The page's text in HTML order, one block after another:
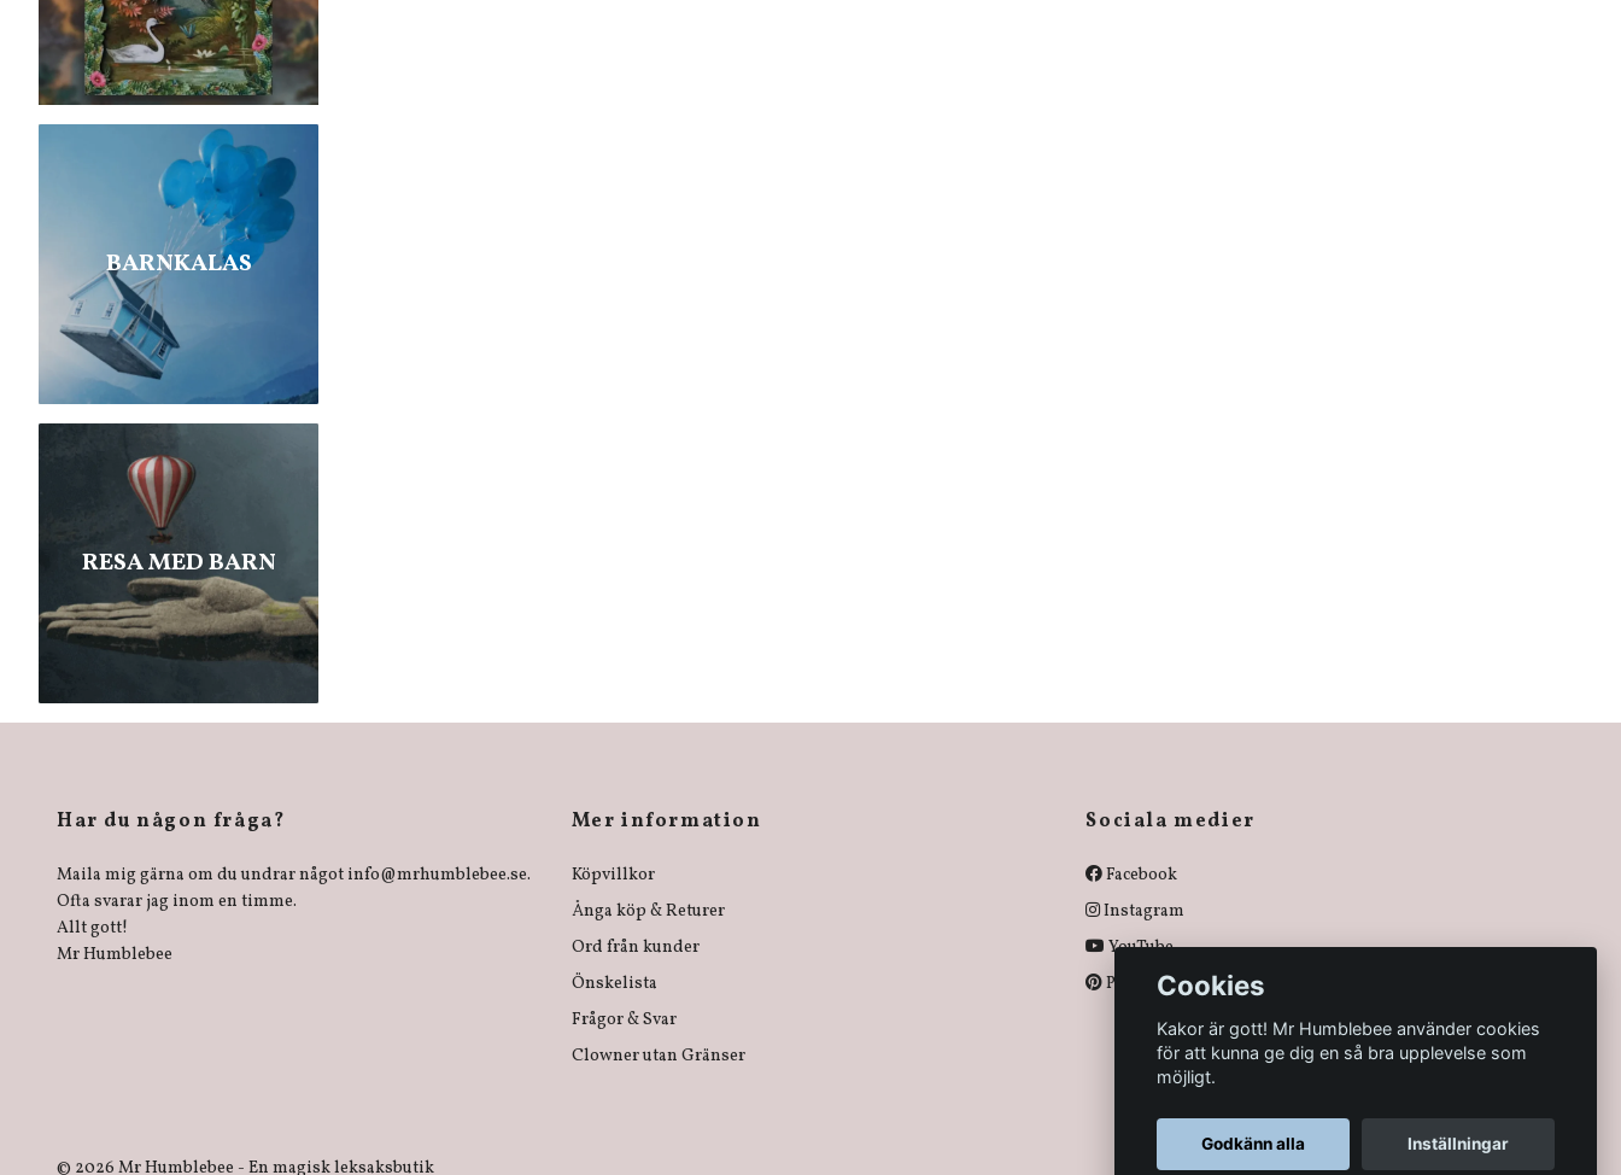
BARNKALAS
RESA MED BARN
Har du någon fråga?
Maila mig gärna om du undrar något info@mrhumblebee.se.
Ofta svarar jag inom en timme.
Allt gott!
Mr Humblebee
Mer information
Köpvillkor
Ånga köp & Returer
Ord från kunder
Önskelista
Frågor & Svar
Clowner utan Gränser
Sociala medier
Facebook
Instagram
YouTube
Pinterest
© 2026 Mr Humblebee - En magisk leksaksbutik
Cookies
Kakor är gott! Mr Humblebee använder cookies
för att kunna ge dig en så bra upplevelse som
möjligt.
Godkänn alla Inställningar